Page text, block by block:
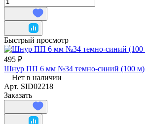
Быстрый просмотр
495 ₽
Шнур ПП 6 мм №34 темно-синий (100 м)
Нет в наличии
Арт. SID02218
Заказать